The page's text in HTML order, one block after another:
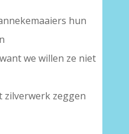
hun
we willen ze niet
zilverwerk zeggen